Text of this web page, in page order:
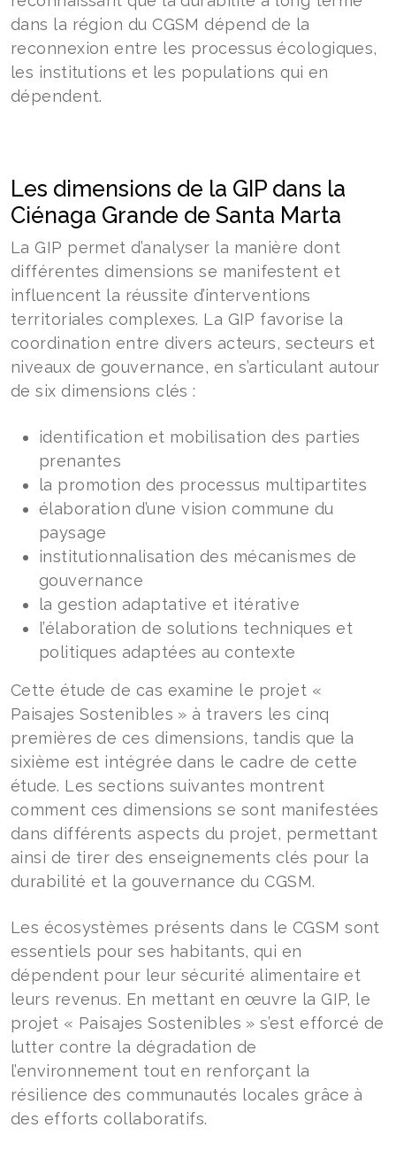
dans la région du CGSM dépend de la
reconnexion entre les processus écologiques,
les institutions et les populations qui en
dépendent.
Les dimensions de la GIP dans la
Ciénaga Grande de Santa Marta
La GIP permet d’analyser la manière dont
différentes dimensions se manifestent et
influencent la réussite d’interventions
territoriales complexes. La GIP favorise la
coordination entre divers acteurs, secteurs et
niveaux de gouvernance, en s’articulant autour
de six dimensions clés :
identification et mobilisation des parties
prenantes
la promotion des processus multipartites
élaboration d’une vision commune du
paysage
institutionnalisation des mécanismes de
gouvernance
la gestion adaptative et itérative
l’élaboration de solutions techniques et
politiques adaptées au contexte
Cette étude de cas examine le projet «
Paisajes Sostenibles » à travers les cinq
premières de ces dimensions, tandis que la
sixième est intégrée dans le cadre de cette
étude. Les sections suivantes montrent
comment ces dimensions se sont manifestées
dans différents aspects du projet, permettant
ainsi de tirer des enseignements clés pour la
durabilité et la gouvernance du CGSM.
Les écosystèmes présents dans le CGSM sont
essentiels pour ses habitants, qui en
dépendent pour leur sécurité alimentaire et
leurs revenus. En mettant en œuvre la GIP, le
projet « Paisajes Sostenibles » s’est efforcé de
lutter contre la dégradation de
l’environnement tout en renforçant la
résilience des communautés locales grâce à
des efforts collaboratifs.